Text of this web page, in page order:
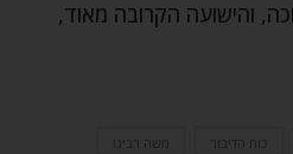
והישועה הקרובה מאוד,
כוח הדיבור משה רבינו